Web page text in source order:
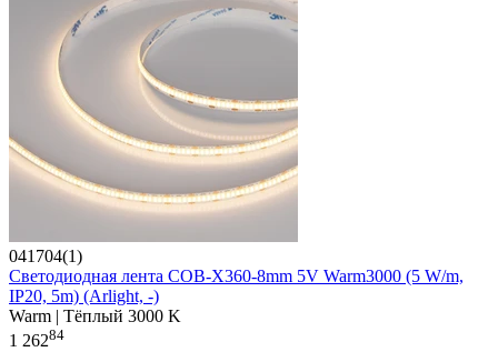
041704(1)
Светодиодная лента COB-X360-8mm 5V Warm3000 (5 W/m,
IP20, 5m) (Arlight, -)
Warm | Тёплый 3000 K
1 26284